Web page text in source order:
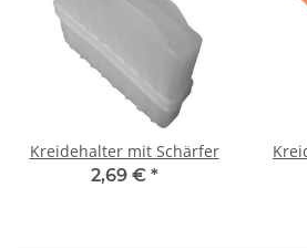
Kreidehalter mit Schärfer
2,69 € *